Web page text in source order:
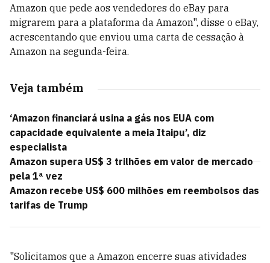
Amazon que pede aos vendedores do eBay para
migrarem para a plataforma da Amazon", disse o eBay,
acrescentando que enviou uma carta de cessação à
Amazon na segunda-feira.
Veja também
‘Amazon financiará usina a gás nos EUA com
capacidade equivalente a meia Itaipu’, diz
especialista
Amazon supera US$ 3 trilhões em valor de mercado
pela 1ª vez
Amazon recebe US$ 600 milhões em reembolsos das
tarifas de Trump
"Solicitamos que a Amazon encerre suas atividades